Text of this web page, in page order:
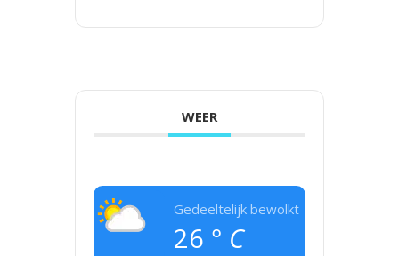
WEER
Gedeeltelijk bewolkt
26 ° C